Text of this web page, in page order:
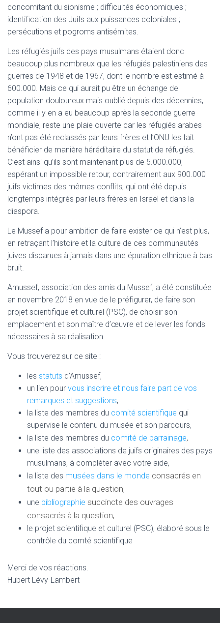
concomitant du sionisme ; difficultés économiques ;
identification des Juifs aux puissances coloniales ;
persécutions et pogroms antisémites.
Les réfugiés juifs des pays musulmans étaient donc
beaucoup plus nombreux que les réfugiés palestiniens des
guerres de 1948 et de 1967, dont le nombre est estimé à
600.000. Mais ce qui aurait pu être un échange de
population douloureux mais oublié depuis des décennies,
comme il y en a eu beaucoup après la seconde guerre
mondiale, reste une plaie ouverte car les réfugiés arabes
n’ont pas été reclassés par leurs frères et l’ONU les fait
bénéficier de manière héréditaire du statut de réfugiés.
C’est ainsi qu’ils sont maintenant plus de 5.000.000,
espérant un impossible retour, contrairement aux 900.000
juifs victimes des mêmes conflits, qui ont été depuis
longtemps intégrés par leurs frères en Israël et dans la
diaspora.
Le Mussef a pour ambition de faire exister ce qui n’est plus,
en retraçant l’histoire et la culture de ces communautés
juives disparues à jamais dans une épuration ethnique à bas
bruit.
Amussef, association des amis du Mussef, a été constituée
en novembre 2018 en vue de le préfigurer, de faire son
projet scientifique et culturel (PSC), de choisir son
emplacement et son maître d’œuvre et de lever les fonds
nécessaires à sa réalisation.
Vous trouverez sur ce site :
les statuts d’Amussef,
un lien pour vous inscrire et nous faire part de vos
remarques et suggestions,
la liste des membres du comité scientifique qui
supervise le contenu du musée et son parcours,
la liste des membres du comité de parrainage,
une liste des associations de juifs originaires des pays
musulmans, à compléter avec votre aide,
la liste des musées dans le monde consacrés en
tout ou partie à la question,
une bibliographie succincte des ouvrages
consacrés à la question,
le projet scientifique et culturel (PSC), élaboré sous le
contrôle du comté scientifique
Merci de vos réactions.
Hubert Lévy-Lambert